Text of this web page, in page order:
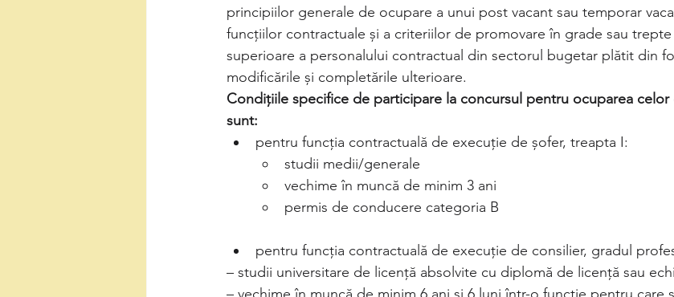
principiilor generale de ocupare a unui post vacant sau temporar
funcţiilor contractuale şi a criteriilor de promovare în grade sau
superioare a personalului contractual din sectorul bugetar plătit din
modificările și completările ulterioare.
Condiţiile specifice de participare la concursul pentru ocuparea
sunt:
pentru funcția contractuală de execuție de șofer, treapta I:
studii medii/generale
vechime în muncă de minim 3 ani
permis de conducere categoria B
pentru funcția contractuală de execuție de consilier, gradul
– studii universitare de licență absolvite cu diplomă de licență sau